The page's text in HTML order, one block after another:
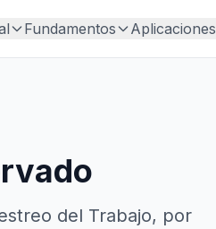
Fundamentos Aplicaciones
del Trabajo, por